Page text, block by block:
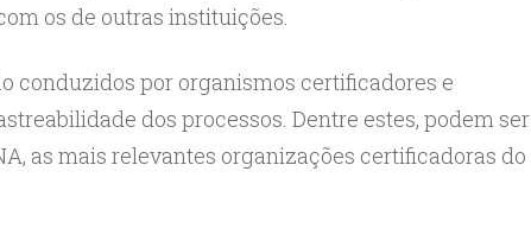
os de outras instituições.
conduzidos por organismos certificadores e
dos processos. Dentre estes, podem ser
as mais relevantes organizações certificadoras do